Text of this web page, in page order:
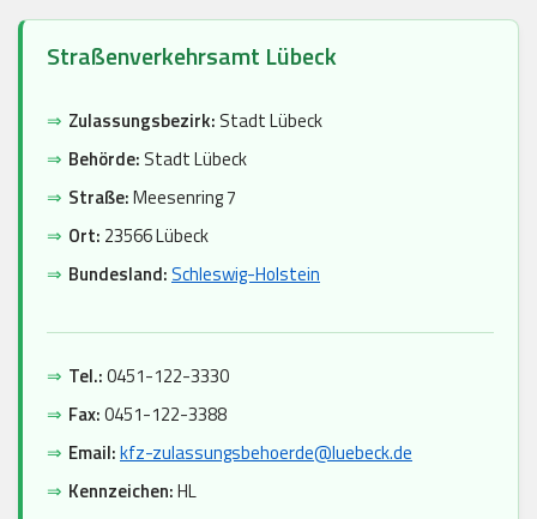
Straßenverkehrsamt Lübeck
⇒ Zulassungsbezirk: Stadt Lübeck
⇒ Behörde: Stadt Lübeck
⇒ Straße:Meesenring 7
⇒ Ort: 23566 Lübeck
⇒ Bundesland:Schleswig-Holstein
⇒ Tel.:0451-122-3330
⇒ Fax:0451-122-3388
⇒ Email:kfz-zulassungsbehoerde@luebeck.de
⇒ Kennzeichen:HL